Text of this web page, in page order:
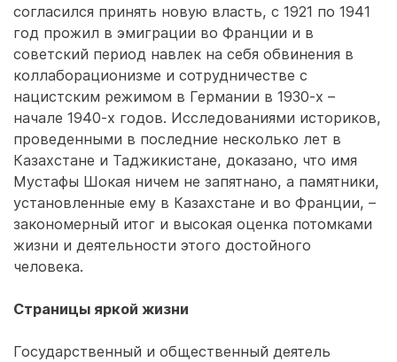
согласился принять новую власть, с 1921 по 1941
год прожил в эмиграции во Франции и в
советский период навлек на себя обвинения в
коллаборационизме и сотрудничестве с
нацистским режимом в Германии в 1930-х –
начале 1940-х годов. Исследованиями историков,
проведенными в последние несколько лет в
Казахстане и Таджикистане, доказано, что имя
Мустафы Шокая ничем не запятнано, а памятники,
установленные ему в Казахстане и во Франции, –
закономерный итог и высокая оценка потомками
жизни и деятельности этого достойного
человека.
Страницы яркой жизни
Государственный и общественный деятель